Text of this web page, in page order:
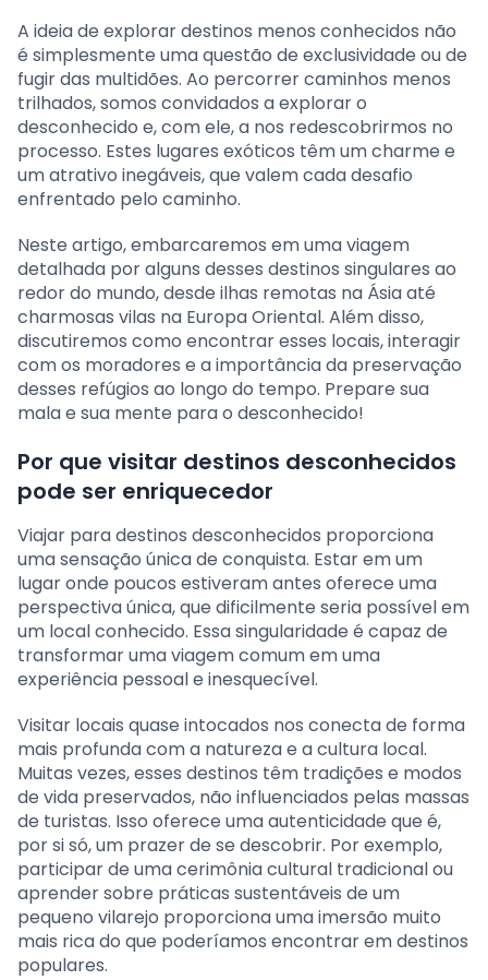
A ideia de explorar destinos menos conhecidos não
é simplesmente uma questão de exclusividade ou de
fugir das multidões. Ao percorrer caminhos menos
trilhados, somos convidados a explorar o
desconhecido e, com ele, a nos redescobrirmos no
processo. Estes lugares exóticos têm um charme e
um atrativo inegáveis, que valem cada desafio
enfrentado pelo caminho.
Neste artigo, embarcaremos em uma viagem
detalhada por alguns desses destinos singulares ao
redor do mundo, desde ilhas remotas na Ásia até
charmosas vilas na Europa Oriental. Além disso,
discutiremos como encontrar esses locais, interagir
com os moradores e a importância da preservação
desses refúgios ao longo do tempo. Prepare sua
mala e sua mente para o desconhecido!
Por que visitar destinos desconhecidos
pode ser enriquecedor
Viajar para destinos desconhecidos proporciona
uma sensação única de conquista. Estar em um
lugar onde poucos estiveram antes oferece uma
perspectiva única, que dificilmente seria possível em
um local conhecido. Essa singularidade é capaz de
transformar uma viagem comum em uma
experiência pessoal e inesquecível.
Visitar locais quase intocados nos conecta de forma
mais profunda com a natureza e a cultura local.
Muitas vezes, esses destinos têm tradições e modos
de vida preservados, não influenciados pelas massas
de turistas. Isso oferece uma autenticidade que é,
por si só, um prazer de se descobrir. Por exemplo,
participar de uma cerimônia cultural tradicional ou
aprender sobre práticas sustentáveis de um
pequeno vilarejo proporciona uma imersão muito
mais rica do que poderíamos encontrar em destinos
populares.